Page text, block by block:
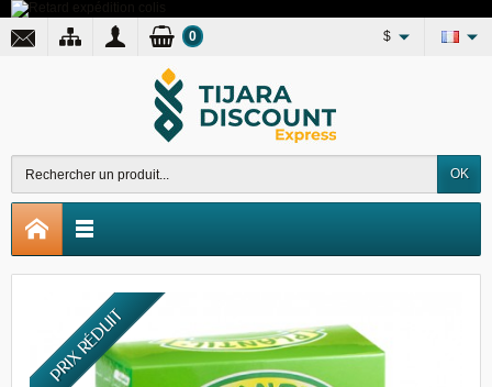
$
OK
0
PRIX RÉDUIT